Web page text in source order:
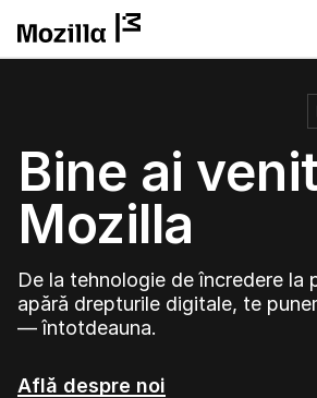
Bine ai
Mozilla
De la tehnologie de încredere la
apără drepturile digitale, te
— întotdeauna.
Află despre noi